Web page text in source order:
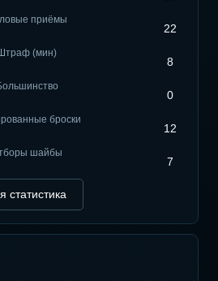
приёмы
22
Штраф (мин)
8
0
броски
12
шайбы
7
статистика